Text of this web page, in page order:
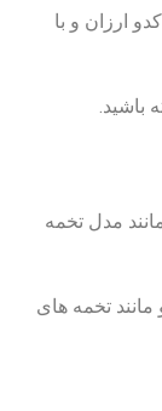
ارزان و با
باشید.
مدل تخمه
تخمه‌ های